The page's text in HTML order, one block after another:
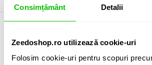
Consimțământ Detalii
Zeedoshop.ro utilizează cookie-uri
Folosim cookie-uri pentru scopuri
RETUR EXTINS
Poti returna in 30 zile!